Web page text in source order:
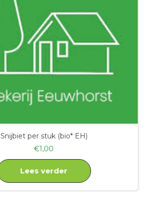
Snijbiet per stuk (bio* EH)
€1,00
Lees verder